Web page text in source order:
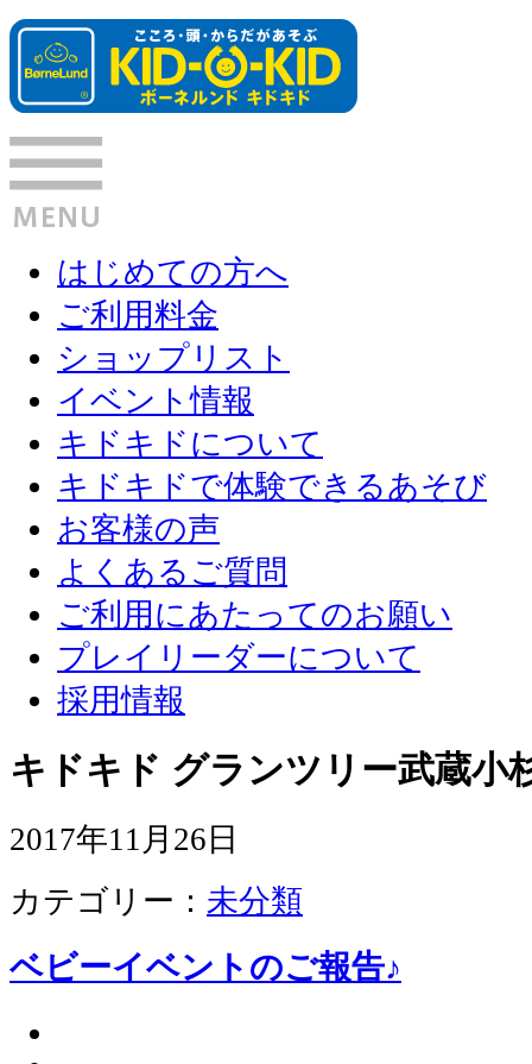
はじめての方へ
ご利用料金
ショップリスト
イベント情報
キドキドについて
キドキドで体験できるあそび
お客様の声
よくあるご質問
ご利用にあたってのお願い
プレイリーダーについて
採用情報
キドキド グランツリー武蔵小
2017年11月26日
カテゴリー： 未分類
ベビーイベントのご報告♪